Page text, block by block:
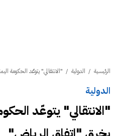
الرئيسية / الدولية / "الانتقالي" يتوعّد الحكومة
الدولية
"الانتقالي" يتوعّد